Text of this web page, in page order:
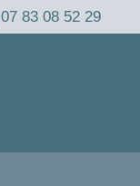
07 83 08 52 29